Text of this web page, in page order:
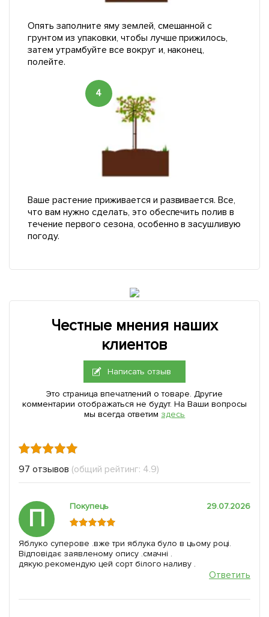
Опять заполните яму землей, смешанной с
грунтом из упаковки, чтобы лучше прижилось,
затем утрамбуйте все вокруг и, наконец,
полейте.
4
Ваше растение приживается и развивается. Все,
что вам нужно сделать, это обеспечить полив в
течение первого сезона, особенно в засушливую
погоду.
Честные мнения наших
клиентов
Написать отзыв
Это страница впечатлений о товаре. Другие
комментарии отображаться не будут. На Ваши вопросы
мы всегда ответим здесь
97 отзывов (общий рейтинг: 4.9)
П Покупець 29.07.2026
Яблуко суперове .вже три яблука було в цьому році.
Відповідає заявленому опису .смачні .
дякую.рекомендую цей сорт білого наливу .
Ответить